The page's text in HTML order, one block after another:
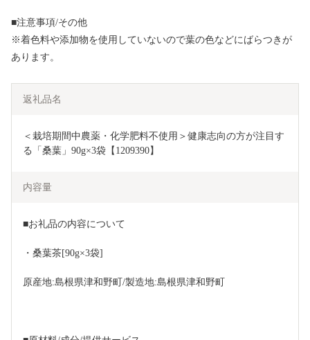
■注意事項/その他
※着色料や添加物を使用していないので葉の色などにばらつきが
あります。
返礼品名
＜栽培期間中農薬・化学肥料不使用＞健康志向の方が注目す
る「桑葉」90g×3袋【1209390】
内容量
■お礼品の内容について
・桑葉茶[90g×3袋]
原産地:島根県津和野町/製造地:島根県津和野町